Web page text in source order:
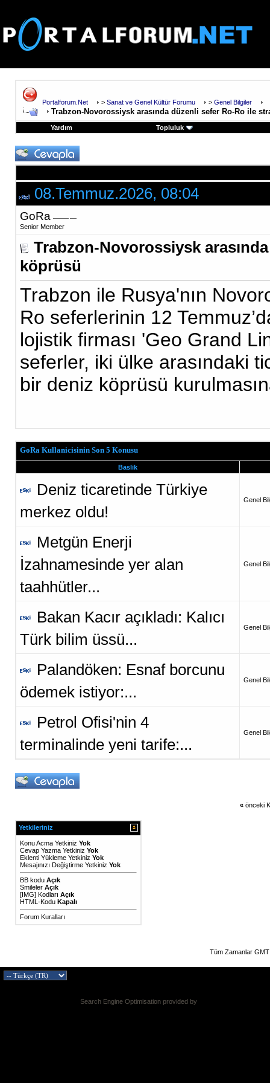
Portalforum.Net > Sanat ve Genel Kültür Forumu > Genel Bilgiler
Trabzon-Novorossiysk arasında düzenli sefer Ro-Ro ile
Yardım Topluluk
08.Temmuz.2026, 08:04
GoRa
Senior Member
Trabzon-Novorossiysk
köprüsü
Trabzon ile Rusya'nın
Ro seferlerinin 12
lojistik firması 'Geo Grand
seferler, iki ülke arasındaki
bir deniz köprüsü
GoRa Kullanicisinin Son 5 Konusu
Baslik
Deniz ticaretinde Türkiye
merkez oldu!
Genel
Metgün Enerji
İzahnamesinde yer alan
taahhütler...
Genel
Bakan Kacır açıkladı: Kalıcı
Türk bilim üssü...
Genel
Palandöken: Esnaf borcunu
ödemek istiyor:...
Genel
Petrol Ofisi'nin 4
terminalinde yeni tarife:...
Genel
« önceki
Yetkileriniz
Konu Acma Yetkiniz Yok
Cevap Yazma Yetkiniz Yok
Eklenti Yükleme Yetkiniz Yok
Mesajınızı Değiştirme Yetkiniz Yok
BB kodu Açık
Smileler Açık
[IMG] Kodları Açık
HTML-Kodu Kapalı
Forum Kuralları
Tüm Zamanlar
Search Engine Optimisation provided by